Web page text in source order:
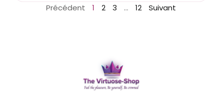
Précédent 1 2 3 … 12 Suivant